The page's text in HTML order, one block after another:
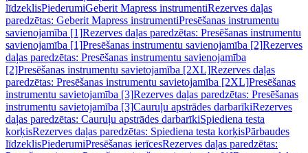
līdzeklisPiederumiGeberit Mapress instrumentiRezerves daļas
paredzētas: Geberit Mapress instrumentiPresēšanas instrumentu
savienojamība [1]Rezerves daļas paredzētas: Presēšanas instrumentu
savienojamība [1]Presēšanas instrumentu savienojamība [2]Rezerves
daļas paredzētas: Presēšanas instrumentu savienojamība
[2]Presēšanas instrumentu savietojamība [2XL]Rezerves daļas
paredzētas: Presēšanas instrumentu savietojamība [2XL]Presēšanas
instrumentu savietojamība [3]Rezerves daļas paredzētas: Presēšanas
instrumentu savietojamība [3]Cauruļu apstrādes darbarīkiRezerves
daļas paredzētas: Cauruļu apstrādes darbarīkiSpiediena testa
korķisRezerves daļas paredzētas: Spiediena testa korķisPārbaudes
līdzeklisPiederumiPresēšanas ierīcesRezerves daļas paredzētas: